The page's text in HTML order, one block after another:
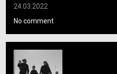
24.03.2022
No comment